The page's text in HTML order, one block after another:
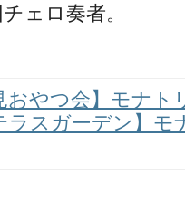
ェロ奏者。
おやつ会】モナト
ラスガーデン】